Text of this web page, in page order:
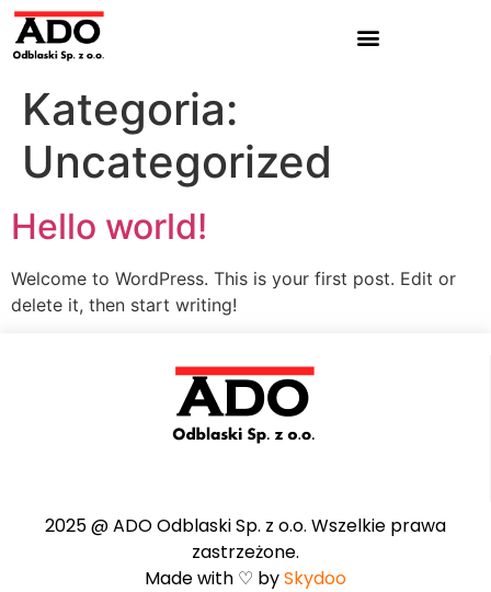
Kategoria:
Uncategorized
Hello world!
Welcome to WordPress. This is your first post. Edit or
delete it, then start writing!
2025 @ ADO Odblaski Sp. z o.o. Wszelkie prawa
zastrzeżone.
Made with ♡ bySkydoo